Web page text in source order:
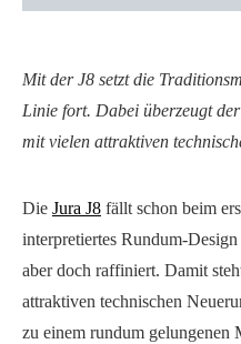
Mit der J8 setzt die
Linie fort. Dabei überzeugt
mit vielen attraktiven
Die Jura J8 fällt schon beim
interpretiertes Rundum-
aber doch raffiniert. Damit
attraktiven technischen
zu einem rundum gelungenen